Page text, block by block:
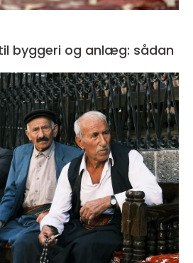
byggeri og anlæg: sådan